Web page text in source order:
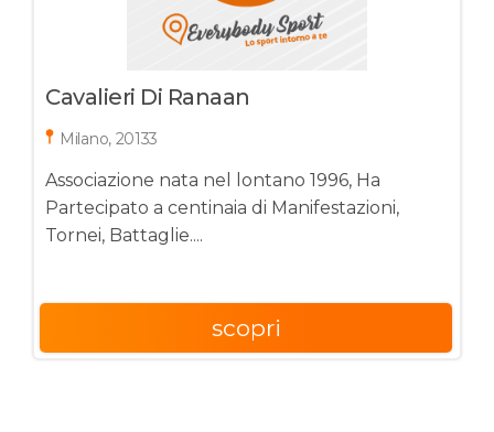
Cavalieri Di Ranaan
Milano, 20133
Associazione nata nel lontano 1996, Ha
Partecipato a centinaia di Manifestazioni,
Tornei, Battaglie....
scopri